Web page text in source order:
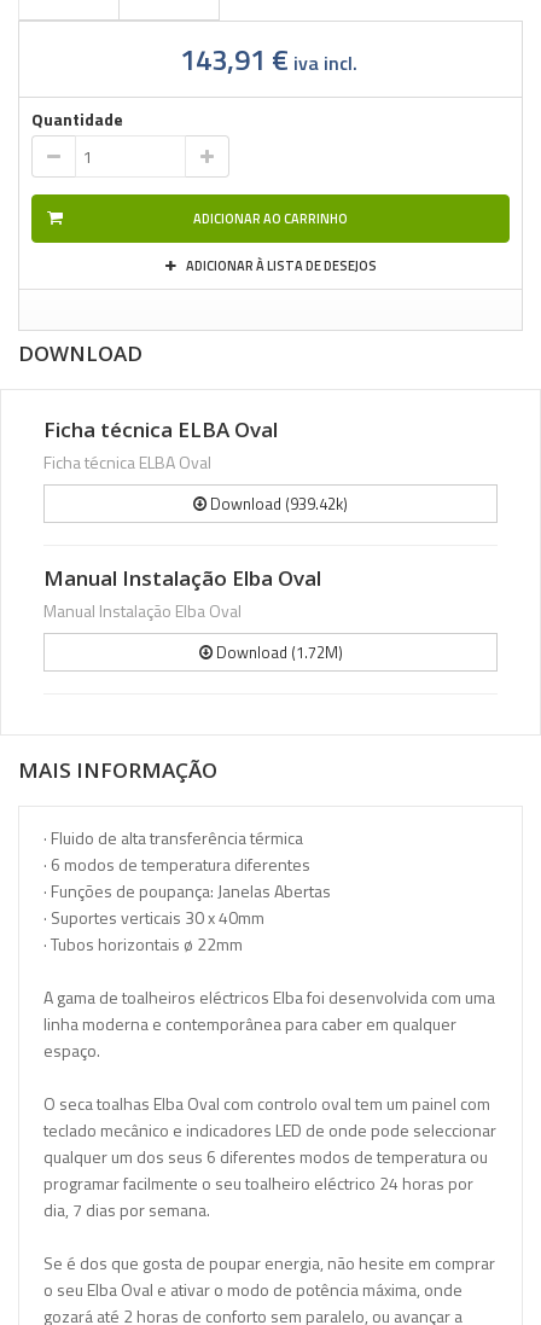
143,91 € iva incl.
Quantidade
ADICIONAR AO CARRINHO
ADICIONAR À LISTA DE DESEJOS
DOWNLOAD
Ficha técnica ELBA Oval
Ficha técnica ELBA Oval
Download (939.42k)
Manual Instalação Elba Oval
Manual Instalação Elba Oval
Download (1.72M)
MAIS INFORMAÇÃO
· Fluido de alta transferência térmica
· 6 modos de temperatura diferentes
· Funções de poupança: Janelas Abertas
· Suportes verticais 30 x 40mm
· Tubos horizontais ø 22mm
A gama detoalheiros eléctricos Elbafoi desenvolvida com uma
linha moderna e contemporânea para caber em qualquer
espaço.
O seca toalhas Elba Oval com controlo oval tem um painel com
teclado mecânico e indicadores LED de onde pode seleccionar
qualquer um dos seus 6 diferentes modos de temperatura ou
programar facilmente o seu toalheiro eléctrico 24 horas por
dia, 7 dias por semana.
Se é dos que gosta de poupar energia, não hesite em comprar
o seu Elba Oval e ativar o modo de potência máxima, onde
gozará até 2 horas de conforto sem paralelo, ou avançar a